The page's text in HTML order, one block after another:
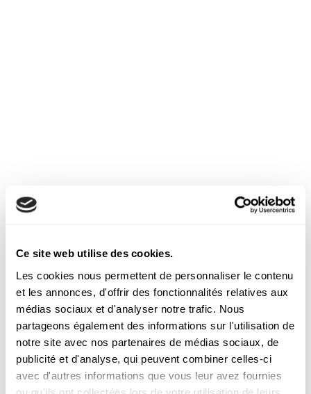
Ce site web utilise des cookies.
Les cookies nous permettent de personnaliser le contenu
et les annonces, d'offrir des fonctionnalités relatives aux
médias sociaux et d'analyser notre trafic. Nous
partageons également des informations sur l'utilisation de
notre site avec nos partenaires de médias sociaux, de
publicité et d'analyse, qui peuvent combiner celles-ci
avec d'autres informations que vous leur avez fournies